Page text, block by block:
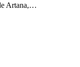
Artana,…